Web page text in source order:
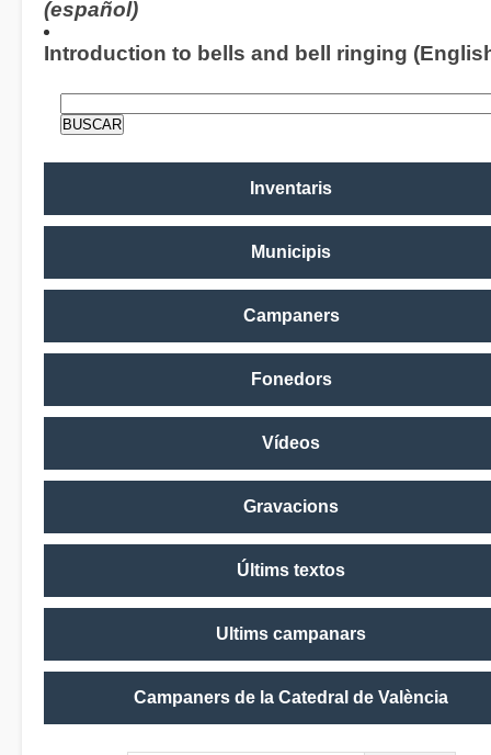
(español)
Introduction to bells and bell ringing
Inventaris
Municipis
Campaners
Fonedors
Vídeos
Gravacions
Últims textos
Ultims campanars
Campaners de la Catedral de València